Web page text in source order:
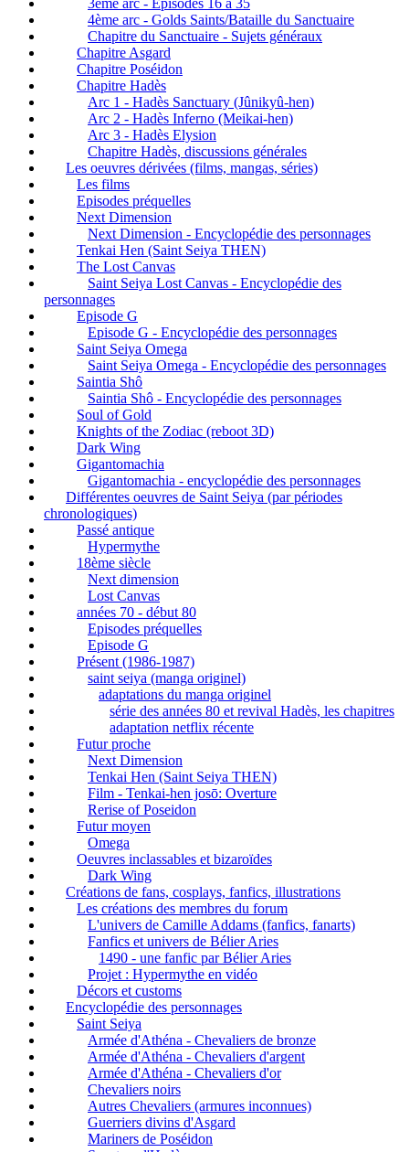
3ème arc - Episodes 16 à 35
4ème arc - Golds Saints/Bataille du Sanctuaire
Chapitre du Sanctuaire - Sujets généraux
Chapitre Asgard
Chapitre Poséidon
Chapitre Hadès
Arc 1 - Hadès Sanctuary (Jûnikyû-hen)
Arc 2 - Hadès Inferno (Meikai-hen)
Arc 3 - Hadès Elysion
Chapitre Hadès, discussions générales
Les oeuvres dérivées (films, mangas, séries)
Les films
Episodes préquelles
Next Dimension
Next Dimension - Encyclopédie des personnages
Tenkai Hen (Saint Seiya THEN)
The Lost Canvas
Saint Seiya Lost Canvas - Encyclopédie des
personnages
Episode G
Episode G - Encyclopédie des personnages
Saint Seiya Omega
Saint Seiya Omega - Encyclopédie des personnages
Saintia Shô
Saintia Shô - Encyclopédie des personnages
Soul of Gold
Knights of the Zodiac (reboot 3D)
Dark Wing
Gigantomachia
Gigantomachia - encyclopédie des personnages
Différentes oeuvres de Saint Seiya (par périodes
chronologiques)
Passé antique
Hypermythe
18ème siècle
Next dimension
Lost Canvas
années 70 - début 80
Episodes préquelles
Episode G
Présent (1986-1987)
saint seiya (manga originel)
adaptations du manga originel
série des années 80 et revival Hadès, les chapitres
adaptation netflix récente
Futur proche
Next Dimension
Tenkai Hen (Saint Seiya THEN)
Film - Tenkai-hen josō: Overture
Rerise of Poseidon
Futur moyen
Omega
Oeuvres inclassables et bizaroïdes
Dark Wing
Créations de fans, cosplays, fanfics, illustrations
Les créations des membres du forum
L'univers de Camille Addams (fanfics, fanarts)
Fanfics et univers de Bélier Aries
1490 - une fanfic par Bélier Aries
Projet : Hypermythe en vidéo
Décors et customs
Encyclopédie des personnages
Saint Seiya
Armée d'Athéna - Chevaliers de bronze
Armée d'Athéna - Chevaliers d'argent
Armée d'Athéna - Chevaliers d'or
Chevaliers noirs
Autres Chevaliers (armures inconnues)
Guerriers divins d'Asgard
Mariners de Poséidon